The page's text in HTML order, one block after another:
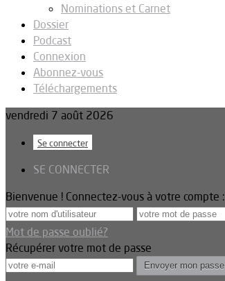
Nominations et Carnet
Dossier
Podcast
Connexion
Abonnez-vous
Téléchargements
vendredi 7 août 2026
Se connecter
SE CONNECTER
Bienvenue ! Connectez-vous à votre compte :
Mot de passe oublié?
Récupérer votre mot de passe